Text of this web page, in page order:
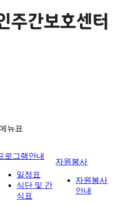
뉴표
로그램안내
일정표
식단 및 간
식표
자원봉사
자원봉사
안내